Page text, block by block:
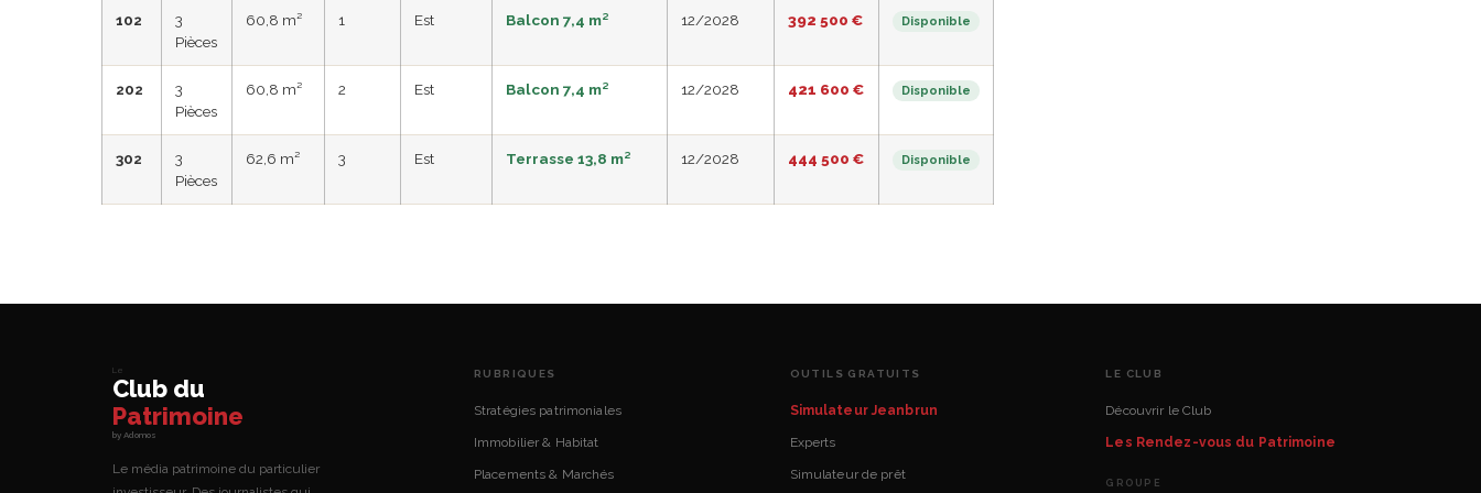
102
3
Pièces
60,8 m² 1 Est Balcon 7,4 m² 12/2028 392 500 € Disponible
202
3
Pièces
60,8 m² 2 Est Balcon 7,4 m² 12/2028 421 600 € Disponible
302
3
Pièces
62,6 m² 3 Est Terrasse 13,8 m² 12/2028 444 500 € Disponible
Le
Club du
Patrimoine
by Adomos
Le média patrimoine du particulier
RUBRIQUES
Stratégies patrimoniales
Immobilier & Habitat
Placements & Marchés
OUTILS GRATUITS
Simulateur Jeanbrun
Experts
Simulateur de prêt
LE CLUB
Découvrir le Club
Les Rendez-vous du Patrimoine
GROUPE